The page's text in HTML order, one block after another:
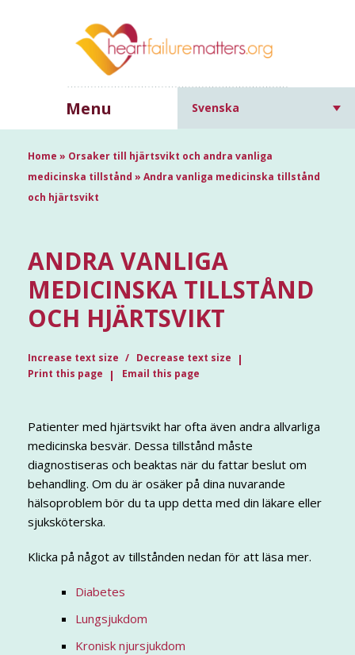
Menu Svenska
Home » Orsaker till hjärtsvikt och andra vanliga
medicinska tillstånd » Andra vanliga medicinska tillstånd
och hjärtsvikt
ANDRA VANLIGA
MEDICINSKA TILLSTÅND
OCH HJÄRTSVIKT
Increase text size
Decrease text size
Print this page
Email this page
Patienter med hjärtsvikt har ofta även andra allvarliga
medicinska besvär. Dessa tillstånd måste
diagnostiseras och beaktas när du fattar beslut om
behandling. Om du är osäker på dina nuvarande
hälsoproblem bör du ta upp detta med din läkare eller
sjuksköterska.
Klicka på något av tillstånden nedan för att läsa mer.
Diabetes
Lungsjukdom
Kronisk njursjukdom